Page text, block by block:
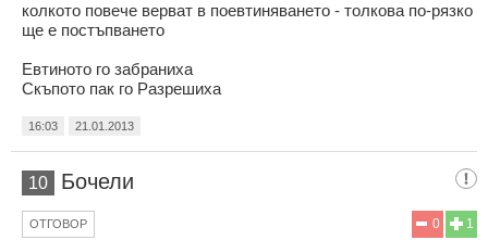
колкото повече верват в поевтиняването - толкова по-рязко
ще е постъпването
Евтиното го забраниха
Скъпото пак го Разрешиха
16:03 21.01.2013
10 Бочели
1
0
ОТГОВОР